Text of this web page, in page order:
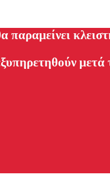
παραμείνει